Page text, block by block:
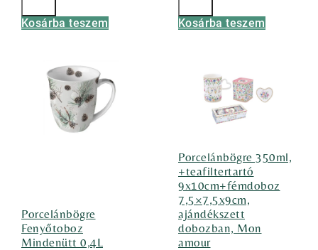
Kosárba teszem Kosárba teszem
Porcelánbögre
Fenyőtoboz
Mindenütt 0,4L
Porcelánbögre 350ml,
+teafiltertartó
9x10cm+fémdoboz
7,5×7,5x9cm,
ajándékszett
dobozban, Mon
amour